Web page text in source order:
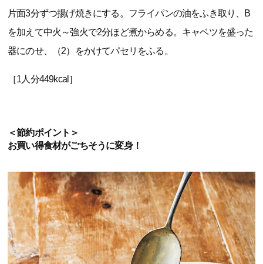
片面3分ずつ揚げ焼きにする。フライパンの油をふき取り、B
を加えて中火～強火で2分ほど煮からめる。キャベツを盛った
器にのせ、（2）をかけてパセリをふる。
［1人分449kcal］
＜節約ポイント＞
お買い得食材がごちそうに変身！